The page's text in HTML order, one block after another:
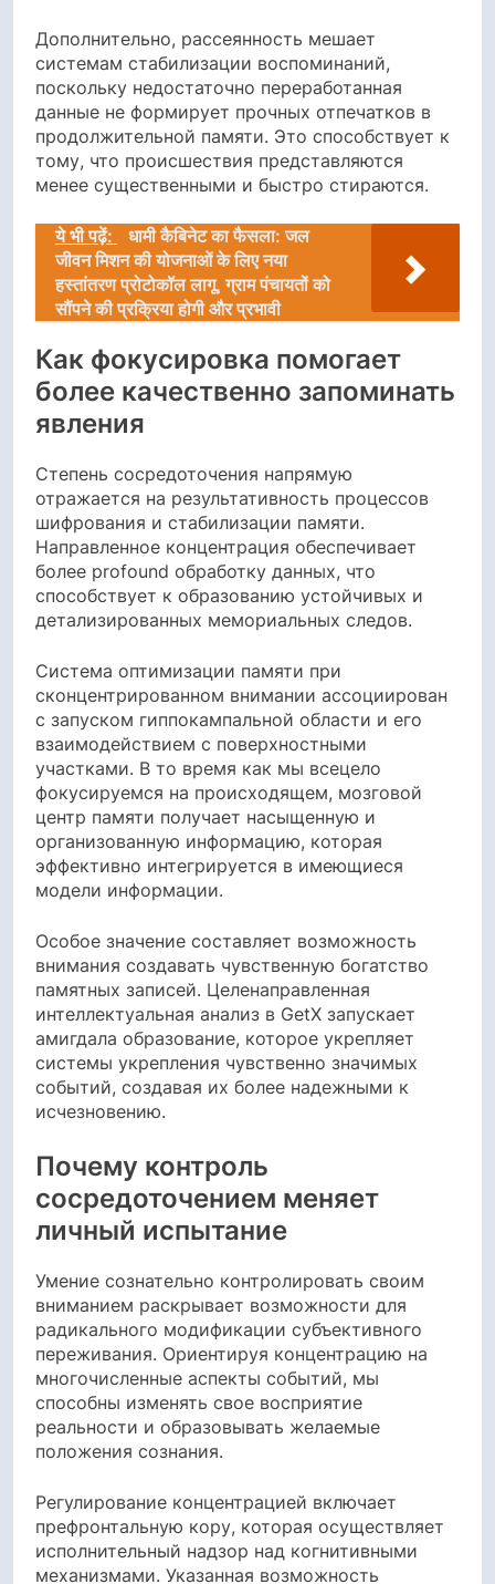
Дополнительно, рассеянность мешает
системам стабилизации воспоминаний,
поскольку недостаточно переработанная
данные не формирует прочных отпечатков в
продолжительной памяти. Это способствует к
тому, что происшествия представляются
менее существенными и быстро стираются.
ये भी पढ़ें:
धामी कैबिनेट का फैसला: जल
जीवन मिशन की योजनाओं के लिए नया
हस्तांतरण प्रोटोकॉल लागू, ग्राम पंचायतों को
सौंपने की प्रक्रिया होगी और प्रभावी
Как фокусировка помогает
более качественно запоминать
явления
Степень сосредоточения напрямую
отражается на результативность процессов
шифрования и стабилизации памяти.
Направленное концентрация обеспечивает
более profound обработку данных, что
способствует к образованию устойчивых и
детализированных мемориальных следов.
Система оптимизации памяти при
сконцентрированном внимании ассоциирован
с запуском гиппокампальной области и его
взаимодействием с поверхностными
участками. В то время как мы всецело
фокусируемся на происходящем, мозговой
центр памяти получает насыщенную и
организованную информацию, которая
эффективно интегрируется в имеющиеся
модели информации.
Особое значение составляет возможность
внимания создавать чувственную богатство
памятных записей. Целенаправленная
интеллектуальная анализ в GetX запускает
амигдала образование, которое укрепляет
системы укрепления чувственно значимых
событий, создавая их более надежными к
исчезновению.
Почему контроль
сосредоточением меняет
личный испытание
Умение сознательно контролировать своим
вниманием раскрывает возможности для
радикального модификации субъективного
переживания. Ориентируя концентрацию на
многочисленные аспекты событий, мы
способны изменять свое восприятие
реальности и образовывать желаемые
положения сознания.
Регулирование концентрацией включает
префронтальную кору, которая осуществляет
исполнительный надзор над когнитивными
механизмами. Указанная возможность